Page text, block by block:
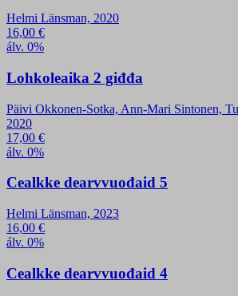
Helmi Länsman, 2020
16,00 €
álv. 0%
Lohkoleaika 2 giđđa
Päivi Okkonen-Sotka, Ann-Mari Sintonen,
2020
17,00 €
álv. 0%
Cealkke dearvvuođaid 5
Helmi Länsman, 2023
16,00 €
álv. 0%
Cealkke dearvvuođaid 4